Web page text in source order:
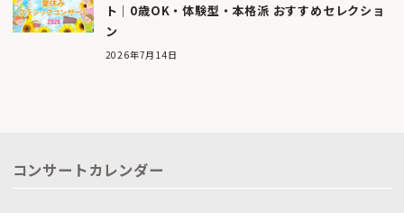
ト｜0歳OK・体験型・本格派 おすすめセレクショ
ン
2026年7月14日
コンサートカレンダー